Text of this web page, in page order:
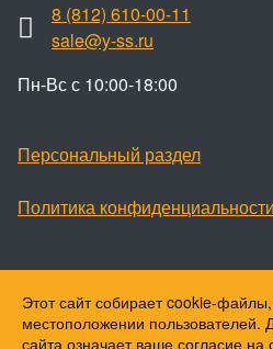
8 (812) 610-00-11
sale@y-ss.ru
Пн-Вс с 10:00-18:00
Персональный раздел
Политика конфиденциальности
Наверх
© Ваши
Этот сайт собирает cookie-
местоположении пользователей.
сайта означает ваше согласие на